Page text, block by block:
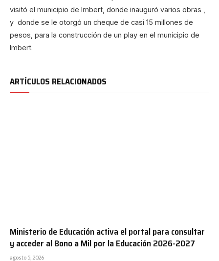
visitó el municipio de Imbert, donde inauguró varios obras ,
y donde se le otorgó un cheque de casi 15 millones de
pesos, para la construcción de un play en el municipio de
Imbert.
ARTÍCULOS RELACIONADOS
Ministerio de Educación activa el portal para consultar
y acceder al Bono a Mil por la Educación 2026-2027
agosto 5, 2026